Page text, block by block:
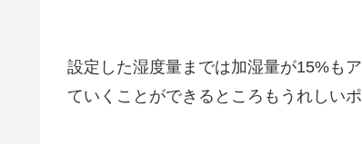
設定した湿度量までは加湿量が15%も
ていくことができるところもうれしいポ